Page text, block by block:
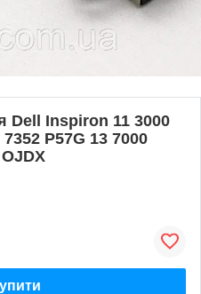
Dell Inspiron 11 3000
P57G 13 7000